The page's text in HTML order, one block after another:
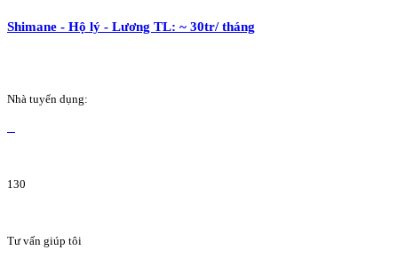
Shimane - Hộ lý - Lương TL: ~ 30tr/ tháng
Nhà tuyển dụng:
130
Tư vấn giúp tôi